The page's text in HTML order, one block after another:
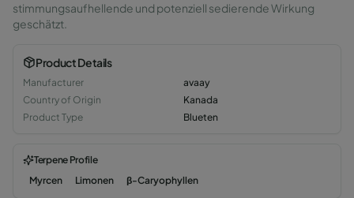
stimmungsaufhellende und potenziell sedierende Wirkung
geschätzt.
Product Details
Manufacturer
avaay
Country of Origin
Kanada
Product Type
Blueten
Terpene Profile
Myrcen
Limonen β-Caryophyllen